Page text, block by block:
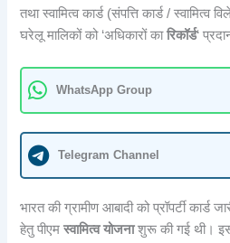
तथा स्वामित्व कार्ड (संपत्ति कार्ड /
घरेलू मालिकों को ‘अधिकारों कारिकॉर्ड‘
WhatsApp Group
Telegram Channel
भारत की ग्रामीण आबादी को प्रॉपर्टी कार्ड
हेतु पीएमस्वामित्व योजनाशुरू की गई थी। इस